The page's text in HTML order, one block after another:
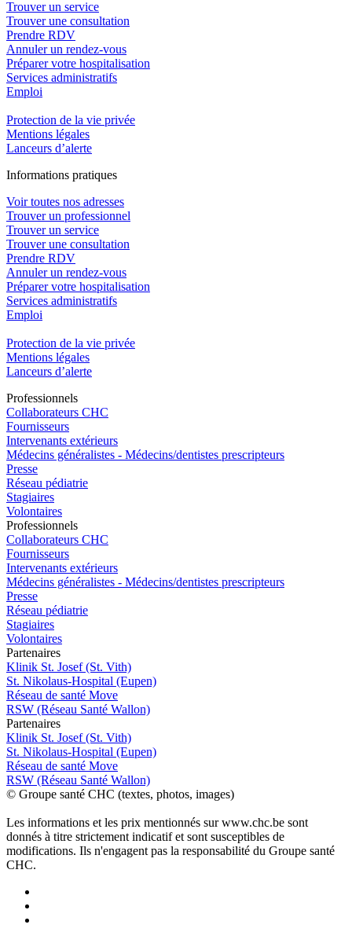
Trouver un service
Trouver une consultation
Prendre RDV
Annuler un rendez-vous
Préparer votre hospitalisation
Services administratifs
Emploi​
Protection de la vie privée
Mentions légales
Lanceurs d’alerte
Informations pratiques
Voir toutes nos adresses
Trouver un professionnel
Trouver un service
Trouver une consultation
Prendre RDV
Annuler un rendez-vous
Préparer votre hospitalisation
Services administratifs
Emploi​
Protection de la vie privée
Mentions légales
Lanceurs d’alerte
Professionnels
Collaborateurs CHC
Fournisseurs
Intervenants extérieurs
Médecins généralistes - Médecins/dentistes prescripteurs
Presse
Réseau pédiatrie
Stagiaires
Volontaires
Professionnels
Collaborateurs CHC
Fournisseurs
Intervenants extérieurs
Médecins généralistes - Médecins/dentistes prescripteurs
Presse
Réseau pédiatrie
Stagiaires
Volontaires
Partenaires
Klinik St. Josef (St. Vith)
St. Nikolaus-Hospital (Eupen)
Réseau de santé Move
RSW (Réseau Santé Wallon)
Partenaires
Klinik St. Josef (St. Vith)
St. Nikolaus-Hospital (Eupen)
Réseau de santé Move
RSW (Réseau Santé Wallon)
© Groupe santé CHC (textes, photos, images)
Les informations et les prix mentionnés sur www.chc.be sont
donnés à titre strictement indicatif et sont susceptibles de
modifications. Ils n'engagent pas la responsabilité du Groupe santé
CHC.